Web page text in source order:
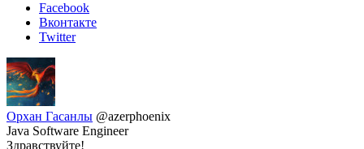
Facebook
Вконтакте
Twitter
Орхан Гасанлы @azerphoenix
Java Software Engineer
Здравствуйте!